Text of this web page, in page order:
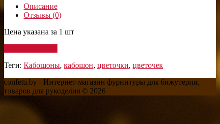
Описание
Отзывы (0)
Цена указана за 1 шт
Теги: Кабошоны, кабошон, цветочки, цветочек
confetti.by - Интернет-магазин фурнитуры для бижутерии,
товаров для рукоделия © 2026